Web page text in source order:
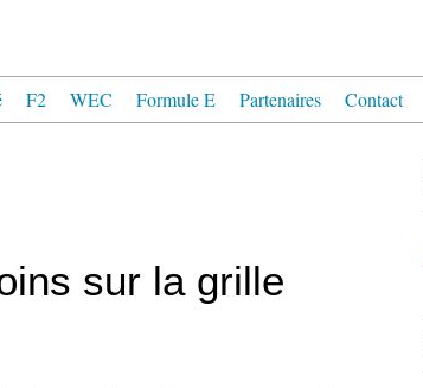
F2 WEC Formule E Partenaires Contact
sur la grille